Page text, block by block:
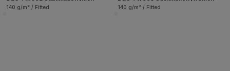
140 g/m² / Fitted 140 g/m² / Fitted